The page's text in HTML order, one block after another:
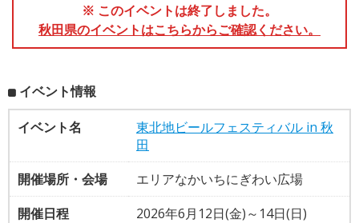
※ このイベントは終了しました。
秋田県のイベントはこちらからご確認ください。
イベント情報
イベント名
東北地ビールフェスティバル in 秋
田
開催場所・会場
エリアなかいちにぎわい広場
開催日程
2026年6月12日(金)～14日(日)